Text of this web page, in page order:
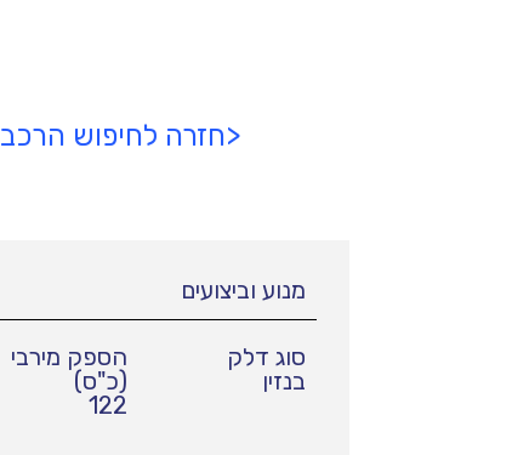
<חזרה לחיפוש הרכב
מנוע וביצועים
סוג דלק
בנזין
הספק מירבי
(כ"ס)
122